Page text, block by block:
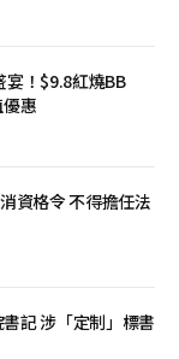
宴！$9.8紅燒BB
惠
資格令 不得擔任法
記 涉「定制」標書